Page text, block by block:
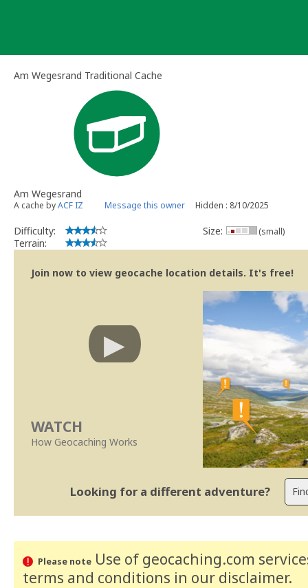
Am Wegesrand Traditional Cache
Am Wegesrand
A cache byACF IZ Message this owner Hidden : 8/10/2025
Difficulty:
Terrain:
Size: (small)
Join now to view geocache location details. It's free!
WATCH
How Geocaching Works
Looking for a different adventure?
Please noteUse of geocaching.com
terms and conditions in our disclaimer.